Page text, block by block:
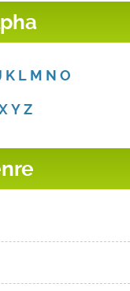
K L M N O
Y Z